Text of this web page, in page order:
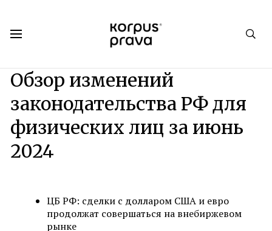
Обзор изменений
законодательства РФ для
физических лиц за июнь
2024
ЦБ РФ: сделки с долларом США и евро
продолжат совершаться на внебиржевом
рынке